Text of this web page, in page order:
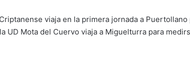
viaja en la primera jornada a
UD Mota del Cuervo viaja a Miguelturra para